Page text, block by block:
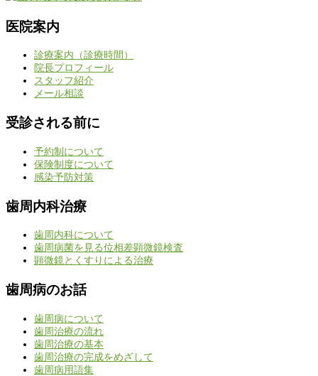
医院案内
診療案内（診療時間）
院長プロフィール
スタッフ紹介
メール相談
受診される前に
予約制について
保険制度について
感染予防対策
歯周内科治療
歯周内科について
歯周病菌を見る位相差顕微鏡検査
顕微鏡とくすりによる治療
歯周病のお話
歯周病について
歯周治療の流れ
歯周治療の基本
歯周治療の完成をめざして
歯周病用語集